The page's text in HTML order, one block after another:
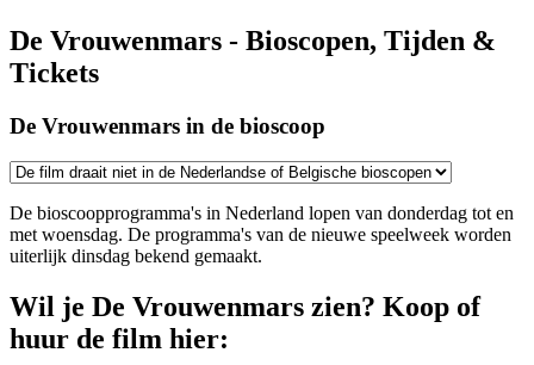
De Vrouwenmars - Bioscopen, Tijden &
Tickets
De Vrouwenmars in de bioscoop
De bioscoopprogramma's in Nederland lopen van donderdag tot en
met woensdag. De programma's van de nieuwe speelweek worden
uiterlijk dinsdag bekend gemaakt.
Wil je De Vrouwenmars zien? Koop of
huur de film hier: